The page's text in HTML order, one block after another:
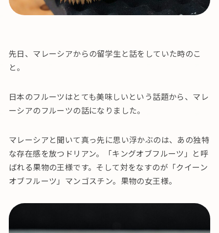
先日、マレーシアからの留学生と話をしていた時のこ
と。
日本のフルーツはとても美味しいという話題から、マレ
ーシアのフルーツの話になりました。
マレーシアと聞いて真っ先に思い浮かぶのは、あの独特
な存在感を放つドリアン。「キングオブフルーツ」と呼
ばれる果物の王様です。そして対をなすのが「クイーン
オブフルーツ」マンゴスチン。果物の女王様。